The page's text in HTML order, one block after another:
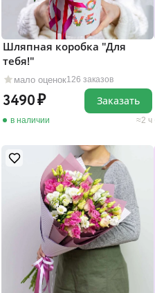
мало оценок126 заказов
Шляпная коробка "Для
тебя!"
3490
в наличии 2 ч
Заказать